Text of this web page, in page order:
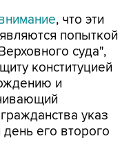
, что эти
попыткой
суда",
конституцией
и
указ
его второго